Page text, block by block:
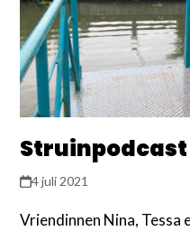
Struinpodcast
4 juli 2021
Vriendinnen Nina, Tessa